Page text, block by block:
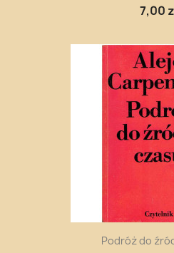
7,00
Podróż do